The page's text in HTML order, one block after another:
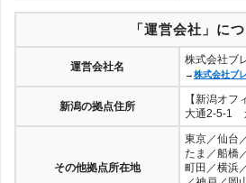
「運営会社」に
運営会社名
株式会社ブ
→株式会社ブ
新潟の拠点住所
【新潟オ
大通2-5-1
その他拠点所在地
東京／仙台
たま／船橋
町田／横浜